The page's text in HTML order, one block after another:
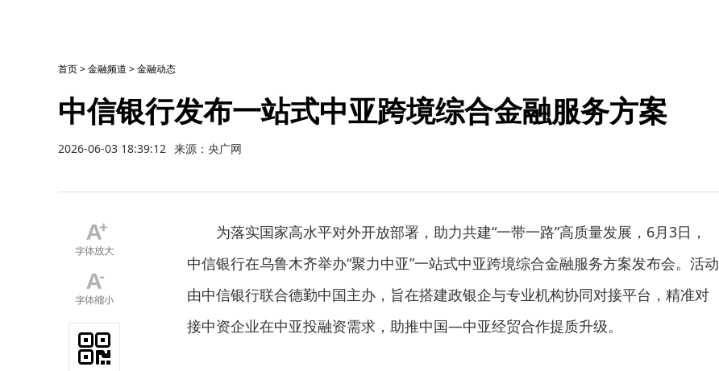
首页>金融频道 >金融动态
中信银行发布一站式中亚跨境综合金融服务方案
2026-06-03 18:39:12 来源：央广网
为落实国家高水平对外开放部署，助力共建“一带一路”高质量发展，6月3日，
中信银行在乌鲁木齐举办“聚力中亚”一站式中亚跨境综合金融服务方案发布会。活动
由中信银行联合德勤中国主办，旨在搭建政银企与专业机构协同对接平台，精准对
接中资企业在中亚投融资需求，助推中国—中亚经贸合作提质升级。